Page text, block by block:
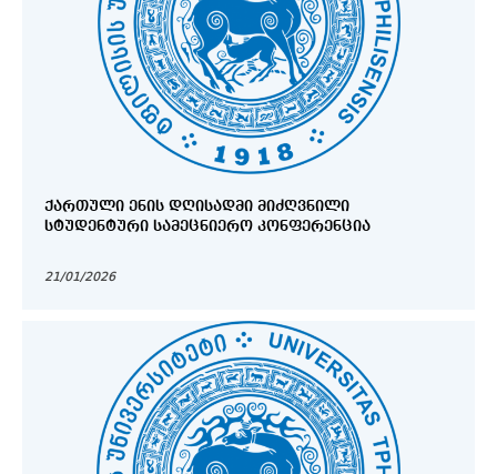
ᲥᲐᲠᲗᲣᲚᲘ ᲔᲜᲘᲡ ᲓᲦᲘᲡᲐᲓᲛᲘ ᲛᲘᲫᲦᲕᲜᲘᲚᲘ
ᲡᲢᲣᲓᲔᲜᲢᲣᲠᲘ ᲡᲐᲛᲔᲪᲜᲘᲔᲠᲝ ᲙᲝᲜᲤᲔᲠᲔᲜᲪᲘᲐ
21/01/2026